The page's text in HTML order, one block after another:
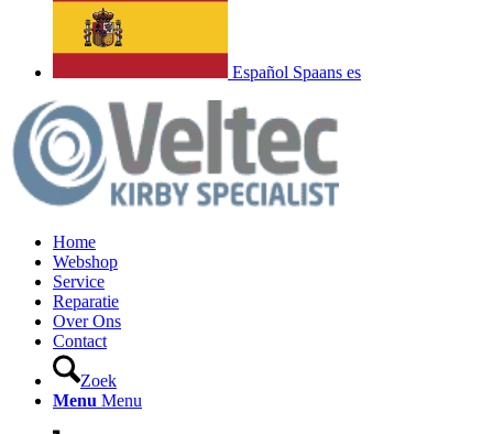
Español Spaans es
Home
Webshop
Service
Reparatie
Over Ons
Contact
Zoek
Menu Menu